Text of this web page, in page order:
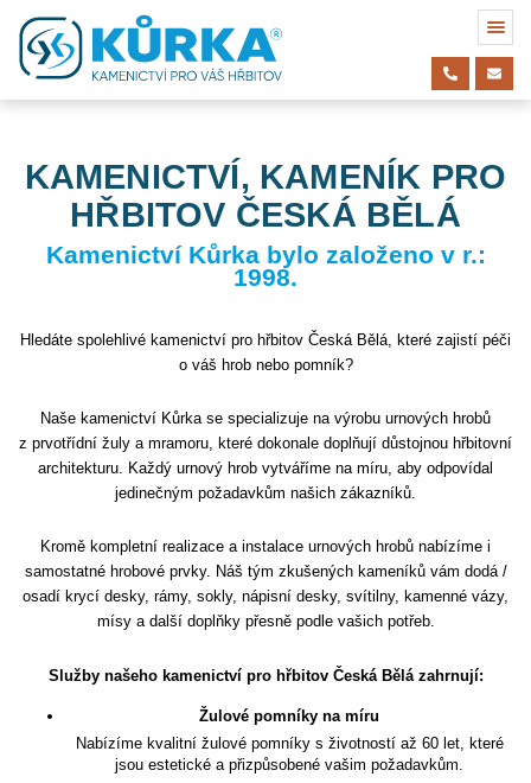
KAMENICTVÍ, KAMENÍK PRO
HŘBITOV ČESKÁ BĚLÁ
Kamenictví Kůrka bylo založeno v r.:
1998.
Hledáte spolehlivé kamenictví pro hřbitov Česká Bělá, které zajistí péči
o váš hrob nebo pomník?
Naše kamenictví Kůrka se specializuje na výrobu urnových hrobů
z prvotřídní žuly a mramoru, které dokonale doplňují důstojnou hřbitovní
architekturu. Každý urnový hrob vytváříme na míru, aby odpovídal
jedinečným požadavkům našich zákazníků.
Kromě kompletní realizace a instalace urnových hrobů nabízíme i
samostatné hrobové prvky. Náš tým zkušených kameníků vám dodá /
osadí krycí desky, rámy, sokly, nápisní desky, svítilny, kamenné vázy,
mísy a další doplňky přesně podle vašich potřeb.
Služby našeho kamenictví pro hřbitov Česká Bělá zahrnují:
Žulové pomníky na míru
Nabízíme kvalitní žulové pomníky s životností až 60 let, které
jsou estetické a přizpůsobené vašim požadavkům.